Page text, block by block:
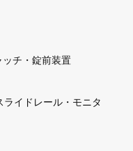
ッチ・錠前装置
イドレール・モニタ